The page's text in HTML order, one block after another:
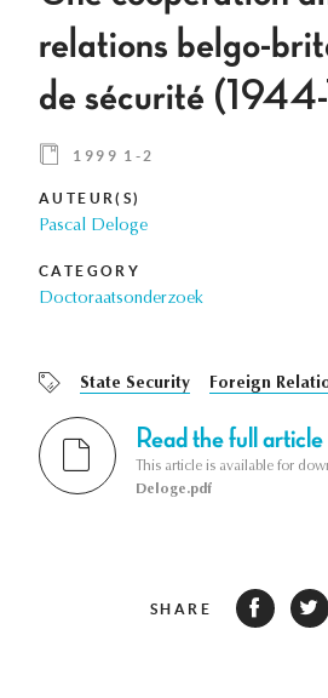
relations belgo-
de sécurité
1999 1-2
AUTEUR(S)
Pascal Deloge
CATEGORY
Doctoraatsonderzoek
State Security Foreign
Read the full article
This article is available for
Deloge.pdf
SHARE